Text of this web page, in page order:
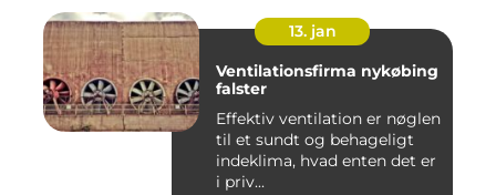
13. jan
Ventilationsfirma nykøbing
falster
Effektiv ventilation er nøglen
til et sundt og behageligt
indeklima, hvad enten det er
i priv...